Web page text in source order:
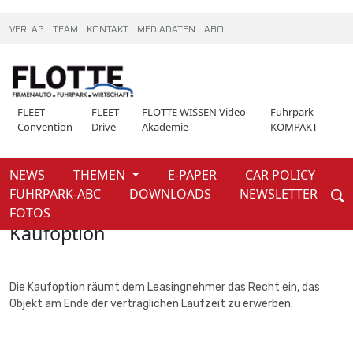
VERLAG TEAM KONTAKT MEDIADATEN ABO
FLEET
Convention
FLEET
Drive
FLOTTE WISSEN Video-
Akademie
Fuhrpark
KOMPAKT
NEWS THEMEN E-PAPER
CAR POLICY
FUHRPARK-ABC
DOWNLOADS
NEWSLETTER
FOTOS
Weiter
Home
Kaufoption
Die Kaufoption räumt dem Leasingnehmer das Recht ein, das
Objekt am Ende der vertraglichen Laufzeit zu erwerben.